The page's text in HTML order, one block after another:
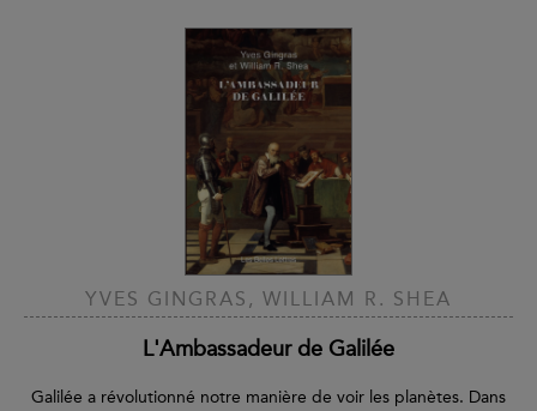
YVES GINGRAS, WILLIAM R. SHEA
L'Ambassadeur de Galilée
Galilée a révolutionné notre manière de voir les planètes. Dans